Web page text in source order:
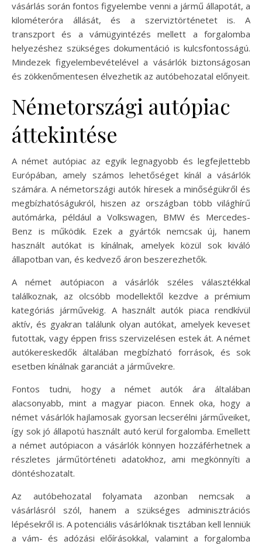
vásárlás során fontos figyelembe venni a jármű állapotát, a
kilométeróra állását, és a szerviztörténetet is. A
transzport és a vámügyintézés mellett a forgalomba
helyezéshez szükséges dokumentáció is kulcsfontosságú.
Mindezek figyelembevételével a vásárlók biztonságosan
és zökkenőmentesen élvezhetik az autóbehozatal előnyeit.
Németországi autópiac
áttekintése
A német autópiac az egyik legnagyobb és legfejlettebb
Európában, amely számos lehetőséget kínál a vásárlók
számára. A németországi autók híresek a minőségükről és
megbízhatóságukról, hiszen az országban több világhírű
autómárka, például a Volkswagen, BMW és Mercedes-
Benz is működik. Ezek a gyártók nemcsak új, hanem
használt autókat is kínálnak, amelyek közül sok kiváló
állapotban van, és kedvező áron beszerezhetők.
A német autópiacon a vásárlók széles választékkal
találkoznak, az olcsóbb modellektől kezdve a prémium
kategóriás járművekig. A használt autók piaca rendkívül
aktív, és gyakran találunk olyan autókat, amelyek keveset
futottak, vagy éppen friss szervizelésen estek át. A német
autókereskedők általában megbízható források, és sok
esetben kínálnak garanciát a járművekre.
Fontos tudni, hogy a német autók ára általában
alacsonyabb, mint a magyar piacon. Ennek oka, hogy a
német vásárlók hajlamosak gyorsan lecserélni járműveiket,
így sok jó állapotú használt autó kerül forgalomba. Emellett
a német autópiacon a vásárlók könnyen hozzáférhetnek a
részletes járműtörténeti adatokhoz, ami megkönnyíti a
döntéshozatalt.
Az autóbehozatal folyamata azonban nemcsak a
vásárlásról szól, hanem a szükséges adminisztrációs
lépésekről is. A potenciális vásárlóknak tisztában kell lenniük
a vám- és adózási előírásokkal, valamint a forgalomba